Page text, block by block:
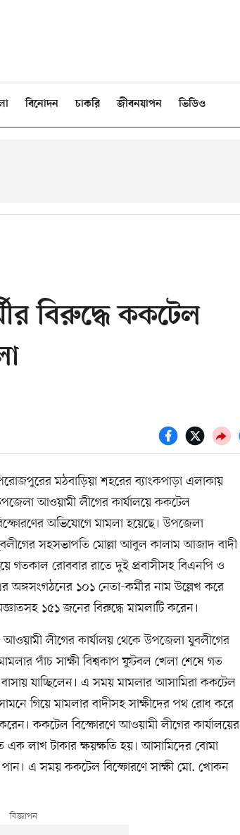
বিনোদন চাকরি জীবনযাপন ভিডিও
বিরুদ্ধে ককটেল
মঠবাড়িয়া শহরের ব্যাংকপাড়া এলাকায়
আওয়ামী লীগের কার্যালয়ে ককটেল
অভিযোগে মামলা হয়েছে। উপজেলা
সহসভাপতি মোল্লা আবুল কালাম আজাদ বাদী
গতকাল রোববার রাতে দুই প্রবাসীসহ বিএনপি ও
অঙ্গসংগঠনের ১০১ নেতা-কর্মীর নাম উল্লেখ করে
১৫১ জনের বিরুদ্ধে মামলাটি করেন।
লীগের কার্যালয় থেকে উপজেলা যুবলীগের
পাঁচ সাক্ষী বিশ্বকাপ ফুটবল খেলা শেষে গত
যাচ্ছিলেন। এ সময় মামলার আসামিরা ককটেল
গিয়ে মামলার বাদীসহ সাক্ষীদের পথ রোধ করে
ককটেল বিস্ফোরণে আওয়ামী লীগের কার্যালয়ের
এক লাখ টাকার ক্ষয়ক্ষতি হয়। আসামিদের বোমা
এ সময় ককটেল বিস্ফোরণে সাক্ষী মো. খোকন